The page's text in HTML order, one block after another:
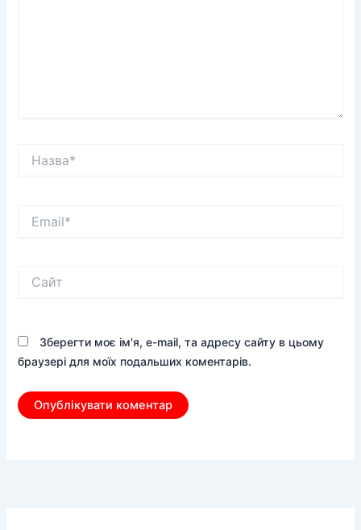
Зберегти моє ім'я, e-mail, та адресу сайту в цьому
браузері для моїх подальших коментарів.